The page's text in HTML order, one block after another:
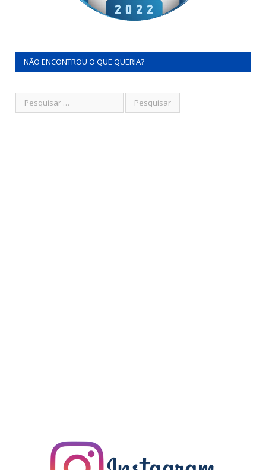
NÃO ENCONTROU O QUE QUERIA?